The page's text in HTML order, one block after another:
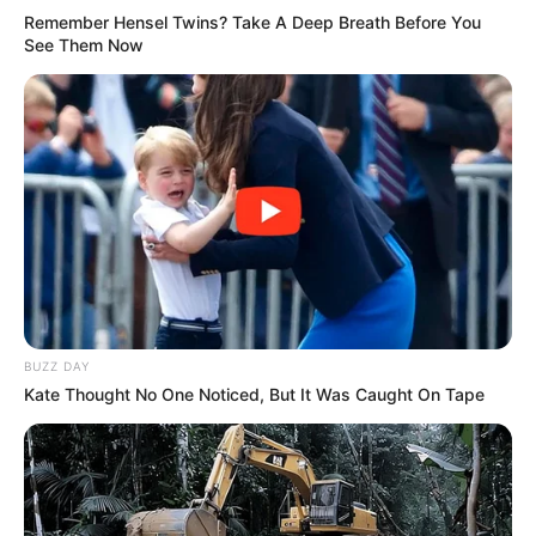
Di lain sisi, Violet yang tak percaya dengan kabar kematian
Gilbert masih mengejar harapan setelah Gilbert mengatakan
perasaannya terhadapnya ketika masih di medan perang.
12. Hotarubi no Mori e
Remember Hensel Twins? Take A Deep Breath Before You
See Them Now
BUZZ DAY
Kate Thought No One Noticed, But It Was Caught On Tape